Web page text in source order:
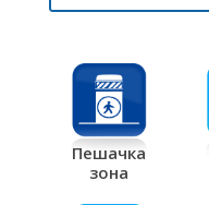
Пешачка
зона